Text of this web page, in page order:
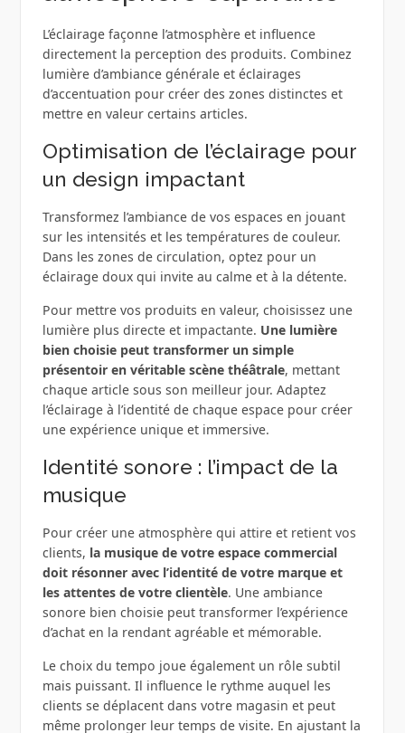
L’éclairage façonne l’atmosphère et influence
directement la perception des produits. Combinez
lumière d’ambiance générale et éclairages
d’accentuation pour créer des zones distinctes et
mettre en valeur certains articles.
Optimisation de l’éclairage pour
un design impactant
Transformez l’ambiance de vos espaces en jouant
sur les intensités et les températures de couleur.
Dans les zones de circulation, optez pour un
éclairage doux qui invite au calme et à la détente.
Pour mettre vos produits en valeur, choisissez une
lumière plus directe et impactante. Une lumière
bien choisie peut transformer un simple
présentoir en véritable scène théâtrale, mettant
chaque article sous son meilleur jour. Adaptez
l’éclairage à l’identité de chaque espace pour créer
une expérience unique et immersive.
Identité sonore : l’impact de la
musique
Pour créer une atmosphère qui attire et retient vos
clients, la musique de votre espace commercial
doit résonner avec l’identité de votre marque et
les attentes de votre clientèle. Une ambiance
sonore bien choisie peut transformer l’expérience
d’achat en la rendant agréable et mémorable.
Le choix du tempo joue également un rôle subtil
mais puissant. Il influence le rythme auquel les
clients se déplacent dans votre magasin et peut
même prolonger leur temps de visite. En ajustant la